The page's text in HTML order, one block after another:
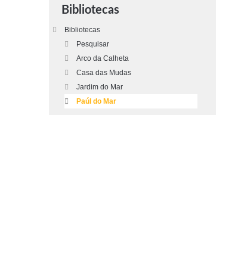
Bibliotecas
Bibliotecas
Pesquisar
Arco da Calheta
Casa das Mudas
Jardim do Mar
Paúl do Mar